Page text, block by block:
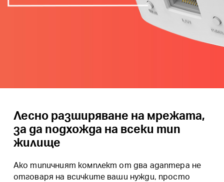
Лесно разширяване на мрежата,
за да подхожда на всеки тип
жилище
Ако типичният комплект от два адаптера не
отговаря на всичките ваши нужди, просто